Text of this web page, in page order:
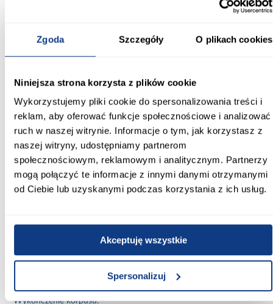
Zgoda Szczegóły O plikach cookies
Niniejsza strona korzysta z plików cookie
Wykorzystujemy pliki cookie do spersonalizowania treści i
reklam, aby oferować funkcje społecznościowe i analizować
ruch w naszej witrynie. Informacje o tym, jak korzystasz z
naszej witryny, udostępniamy partnerom
społecznościowym, reklamowym i analitycznym. Partnerzy
mogą połączyć te informacje z innymi danymi otrzymanymi
od Ciebie lub uzyskanymi podczas korzystania z ich usług.
Akceptuję wszystkie
Spersonalizuj
108.00
Kolekcja:
Kolor frontów:
AQUAMARINE AFM
Kolor korpusu:
czarny
Wybarwienie frontów górnych:
zielone
Wykończenie frontów:
Wykończenie korpusu: